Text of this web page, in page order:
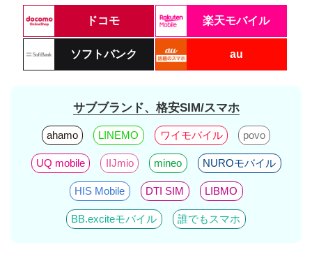
ドコモ 楽天モバイル
ソフトバンク au
サブブランド、格安SIM/スマホ
ahamo LINEMO ワイモバイル povo
UQ mobile IIJmio mineo NUROモバイル
HIS Mobile DTI SIM LIBMO
BB.exciteモバイル 誰でもスマホ